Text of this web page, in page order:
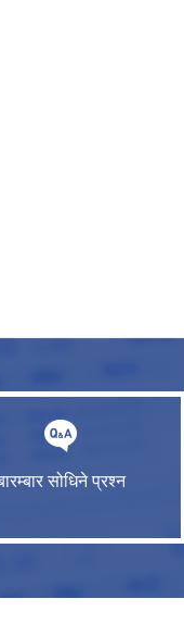
सोधिने प्रश्न